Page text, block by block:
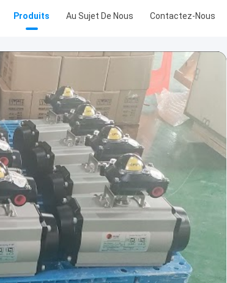
Produits Au Sujet De Nous Contactez-Nous